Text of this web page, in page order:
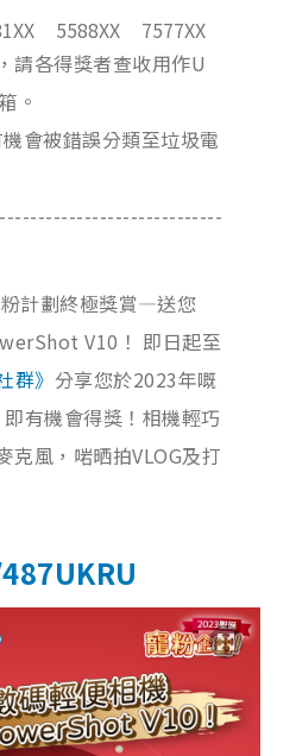
5588XX
7577XX
請各得獎者查收用作U
。
會被錯誤分類至垃圾電
計劃終極獎賞—送您
V10！ 即日起至
群》 分享您於2023年嘅
有機會得獎！相機輕巧
克風，啱晒拍VLOG及打